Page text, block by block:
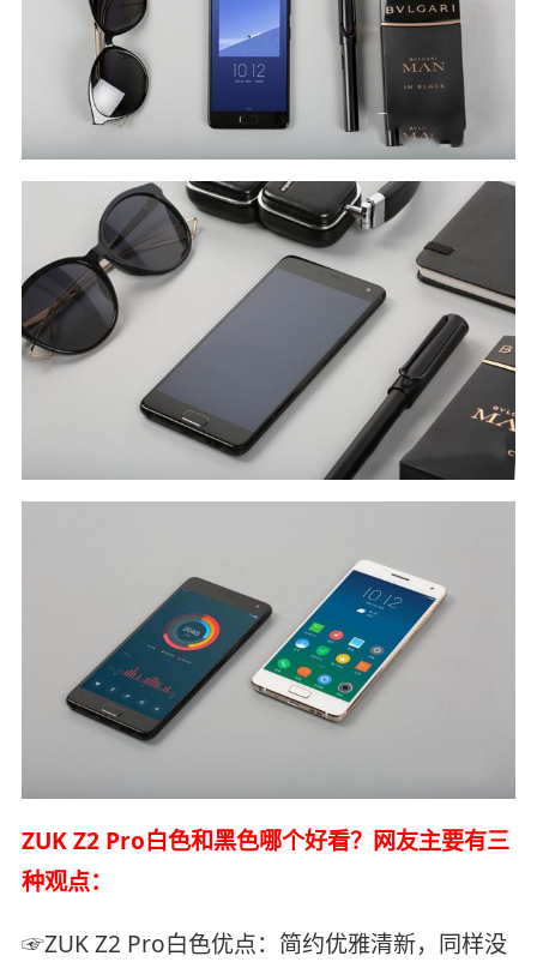
ZUK Z2 Pro白色和黑色哪个好看？网友主要有三
种观点：
☞ZUK Z2 Pro白色优点：简约优雅清新，同样没